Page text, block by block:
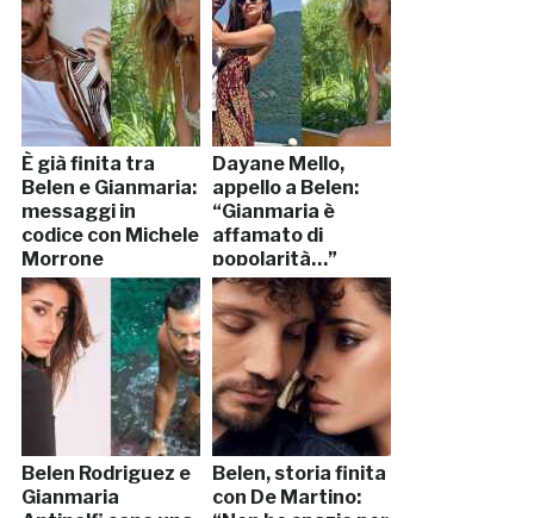
È già finita tra
Belen e Gianmaria:
messaggi in
codice con Michele
Morrone
Dayane Mello,
appello a Belen:
“Gianmaria è
affamato di
popolarità…”
Belen Rodriguez e
Gianmaria
Belen, storia finita
con De Martino: